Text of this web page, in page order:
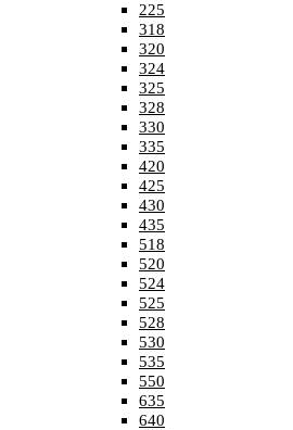
225
318
320
324
325
328
330
335
420
425
430
435
518
520
524
525
528
530
535
550
635
640